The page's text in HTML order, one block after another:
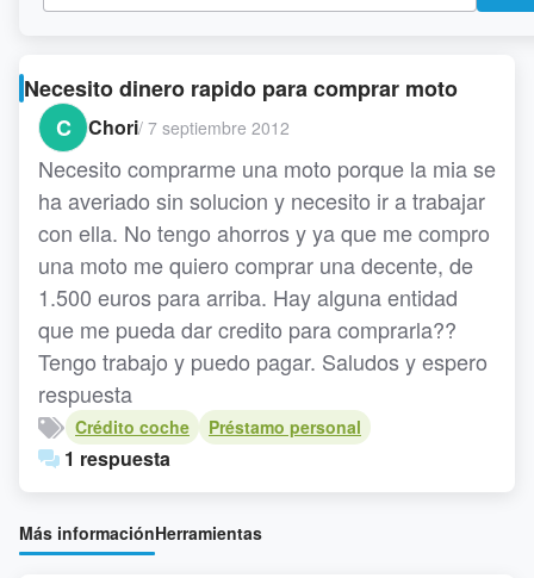
Necesito dinero rapido para comprar moto
C
Chori/ 7 septiembre 2012
Necesito comprarme una moto porque la mia se
ha averiado sin solucion y necesito ir a trabajar
con ella. No tengo ahorros y ya que me compro
una moto me quiero comprar una decente, de
1.500 euros para arriba. Hay alguna entidad
que me pueda dar credito para comprarla??
Tengo trabajo y puedo pagar. Saludos y espero
respuesta
Crédito coche Préstamo personal
1 respuesta
Más informaciónHerramientas